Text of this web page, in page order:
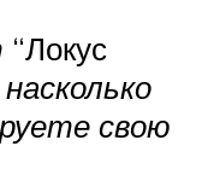
“Локус
свою